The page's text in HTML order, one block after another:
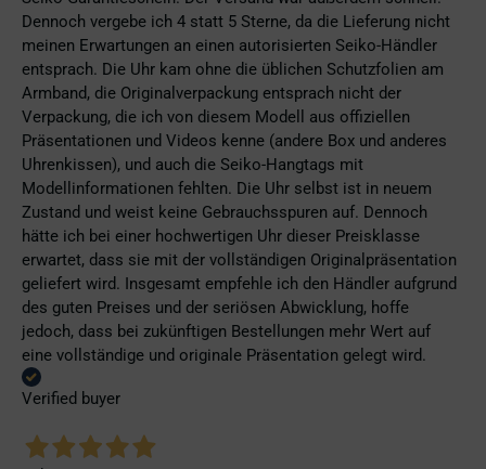
Dennoch vergebe ich 4 statt 5 Sterne, da die Lieferung nicht
meinen Erwartungen an einen autorisierten Seiko-Händler
entsprach. Die Uhr kam ohne die üblichen Schutzfolien am
Armband, die Originalverpackung entsprach nicht der
Verpackung, die ich von diesem Modell aus offiziellen
Präsentationen und Videos kenne (andere Box und anderes
Uhrenkissen), und auch die Seiko-Hangtags mit
Modellinformationen fehlten. Die Uhr selbst ist in neuem
Zustand und weist keine Gebrauchsspuren auf. Dennoch
hätte ich bei einer hochwertigen Uhr dieser Preisklasse
erwartet, dass sie mit der vollständigen Originalpräsentation
geliefert wird. Insgesamt empfehle ich den Händler aufgrund
des guten Preises und der seriösen Abwicklung, hoffe
jedoch, dass bei zukünftigen Bestellungen mehr Wert auf
eine vollständige und originale Präsentation gelegt wird.
Verified buyer